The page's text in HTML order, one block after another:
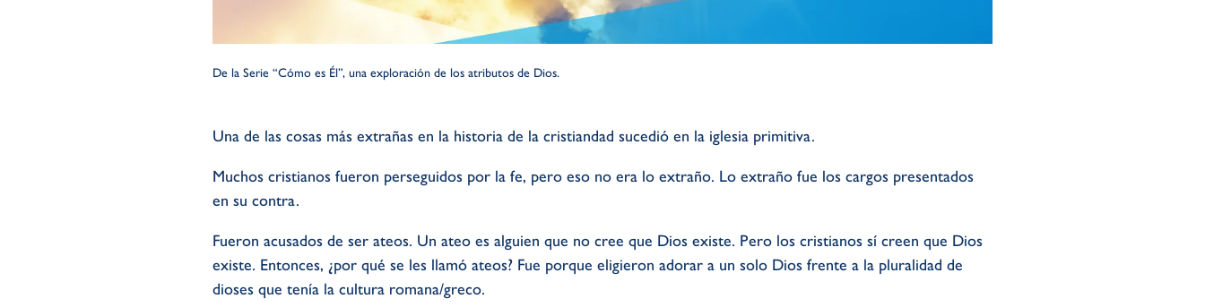
De la Serie “Cómo es Él”, una exploración de los atributos de Dios.
Una de las cosas más extrañas en la historia de la cristiandad sucedió en la iglesia primitiva.
Muchos cristianos fueron perseguidos por la fe, pero eso no era lo extraño. Lo extraño fue los cargos presentados
en su contra.
Fueron acusados de ser ateos. Un ateo es alguien que no cree que Dios existe. Pero los cristianos sí creen que Dios
existe. Entonces, ¿por qué se les llamó ateos? Fue porque eligieron adorar a un solo Dios frente a la pluralidad de
dioses que tenía la cultura romana/greco.